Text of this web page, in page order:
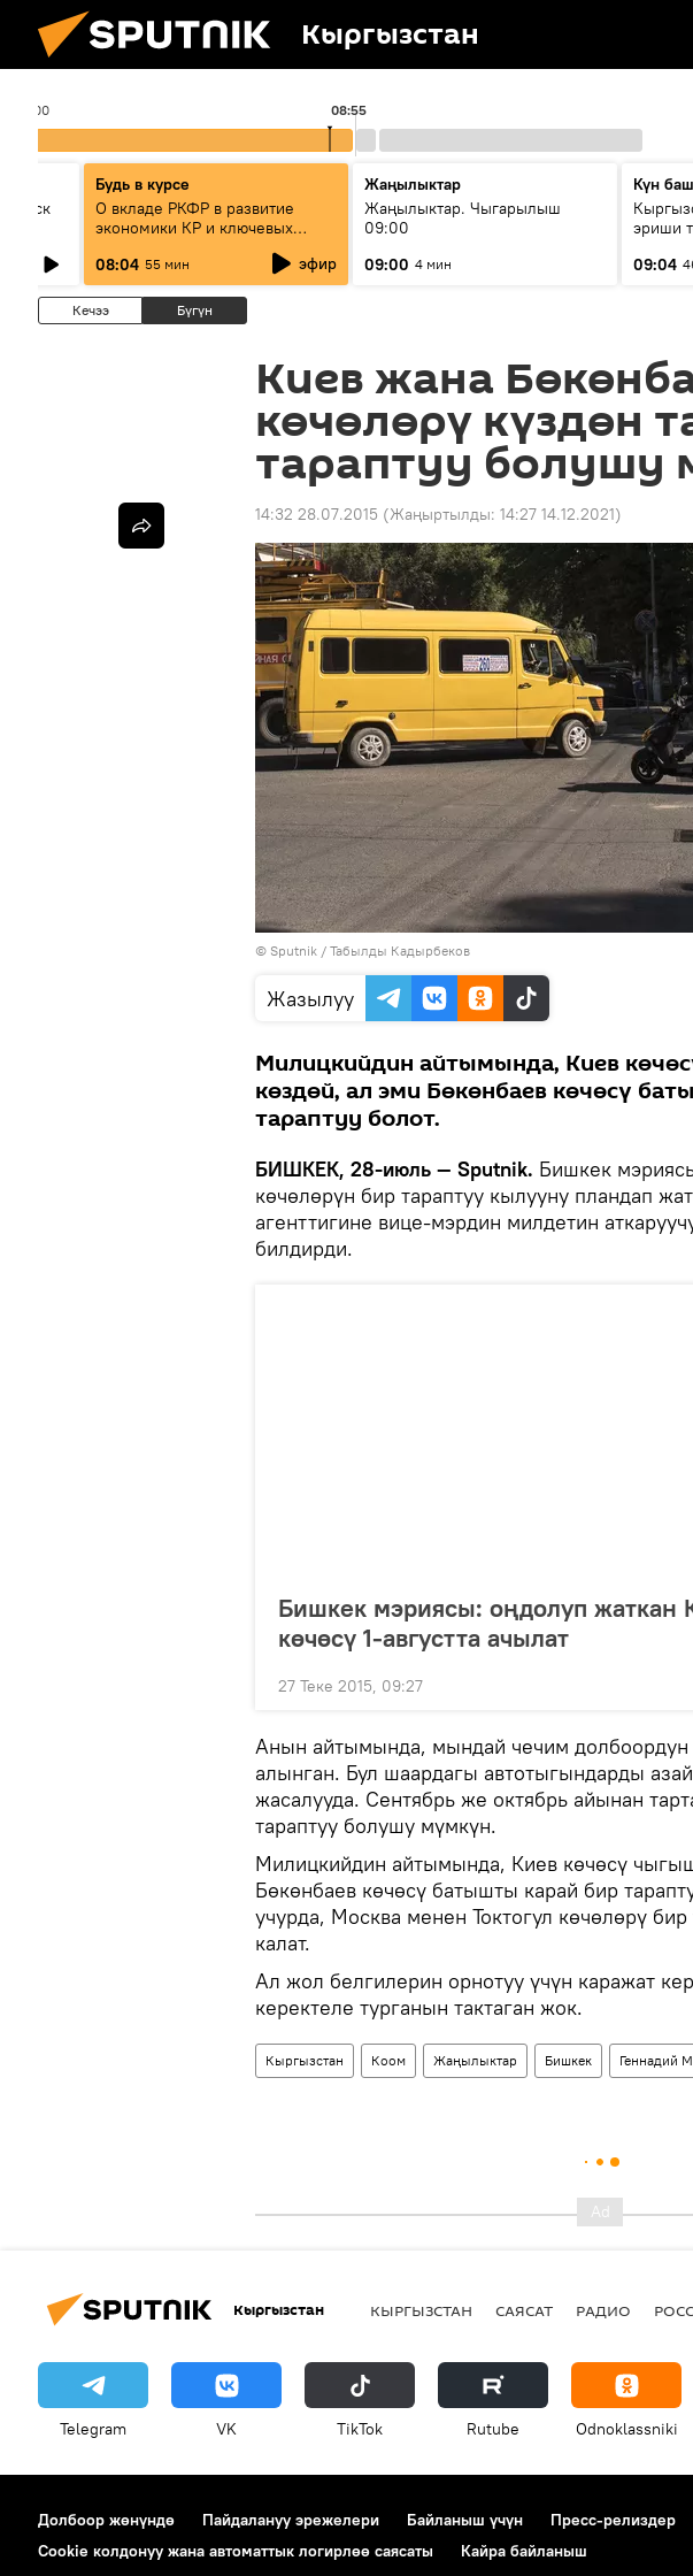
Кыргызстан
08:00 08:55
Будь в курсе
О вкладе РКФР в развитие
экономики КР и ключевых
08:04 55 мин эфир
Жаңылыктар
Жаңылыктар. Чыгарылыш
09:00
09:00 4 мин
Күн
эриши
09:04
Кечээ Бүгүн
Киев жана
көчөлөрү күздөн
тараптуу болушу
14:32 28.07.2015 (Жаңыртылды: 14:27 14.12.2021)
© Sputnik / Табылды Кадырбеков
Жазылуу
Милицкийдин айтымында, Киев
көздөй, ал эми Бөкөнбаев көчөсү
тараптуу болот.
БИШКЕК, 28-июль — Sputnik. Бишкек
көчөлөрүн бир тараптуу кылууну пландап
агенттигине вице-мэрдин милдетин
билдирди.
Бишкек мэриясы: оңдолуп жаткан
көчөсү 1-августта ачылат
27 Теке 2015, 09:27
Анын айтымында, мындай чечим долбоордун
алынган. Бул шаардагы автотыгындарды
жасалууда. Сентябрь же октябрь айынан
тараптуу болушу мүмкүн.
Милицкийдин айтымында, Киев көчөсү
Бөкөнбаев көчөсү батышты карай бир
учурда, Москва менен Токтогул көчөлөрү бир
калат.
Ал жол белгилерин орнотуу үчүн каражат
керектеле турганын тактаган жок.
Кыргызстан Коом Жаңылыктар Бишкек Геннадий
Кыргызстан КЫРГЫЗСТАН САЯСАТ РАДИО
Telegram VK ТikТоk Rutube Odnoklassniki
Долбоор жөнүндө Пайдалануу эрежелери Байланыш үчүн Пресс-релиздер
Cookie колдонуу жана автоматтык логирлөө саясаты
Кайра байланыш